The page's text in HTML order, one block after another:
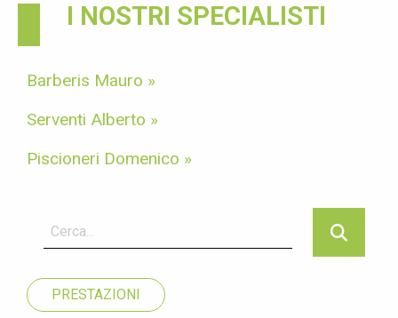
I NOSTRI SPECIALISTI
Barberis Mauro »
Serventi Alberto »
Piscioneri Domenico »
PRESTAZIONI